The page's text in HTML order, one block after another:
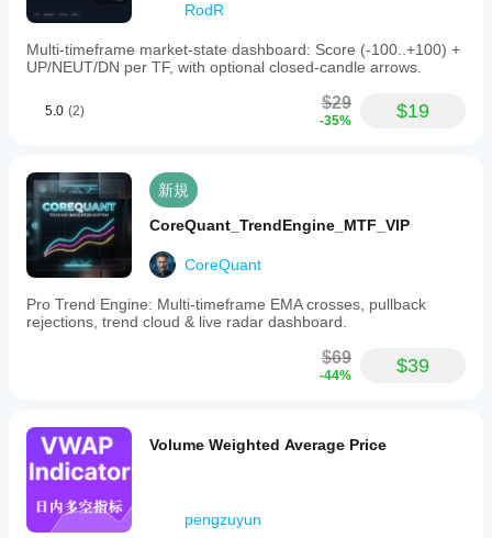
RodR
Multi-timeframe market-state dashboard: Score (-100..+100) +
UP/NEUT/DN per TF, with optional closed-candle arrows.
5.0 (2) $29
-35% $19
新規
CoreQuant_TrendEngine_MTF_VIP
CoreQuant
Pro Trend Engine: Multi-timeframe EMA crosses, pullback
rejections, trend cloud & live radar dashboard.
$69
-44% $39
Volume Weighted Average Price
pengzuyun